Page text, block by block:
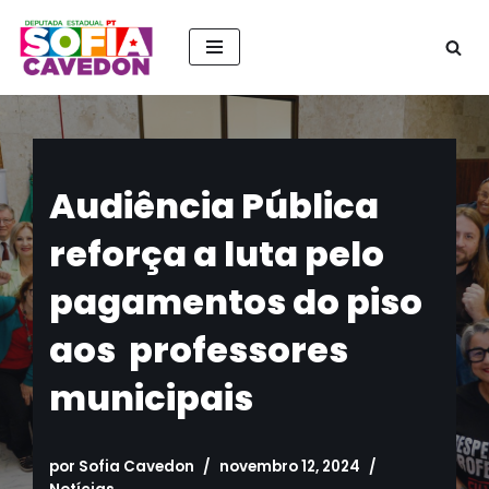
Pular
o
conteúdo
Audiência Pública
reforça a luta pelo
pagamentos do piso
aos professores
municipais
por Sofia Cavedon
novembro 12, 2024